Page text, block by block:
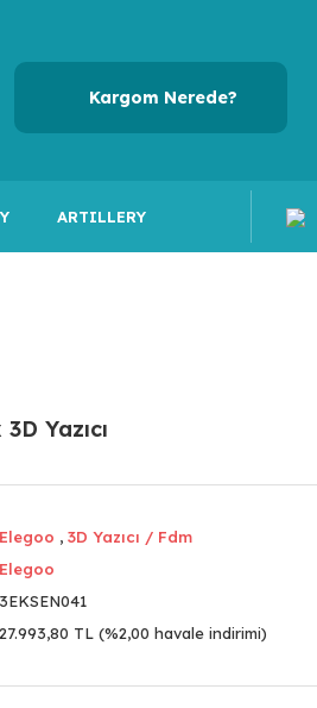
Kargom Nerede?
ARTILLERY
Yazıcı
Elegoo , 3D Yazıcı / Fdm
Elegoo
3EKSEN041
27.993,80 TL (%2,00 havale indirimi)